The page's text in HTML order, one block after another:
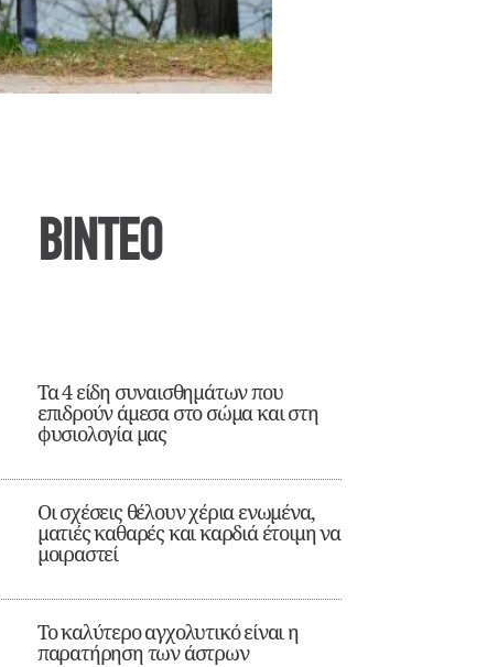
ΒΙΝΤΕΟ
Τα 4 είδη συναισθημάτων που
επιδρούν άμεσα στο σώμα και στη
φυσιολογία μας
Οι σχέσεις θέλουν χέρια ενωμένα,
ματιές καθαρές και καρδιά έτοιμη να
μοιραστεί
Το καλύτερο αγχολυτικό είναι η
παρατήρηση των άστρων